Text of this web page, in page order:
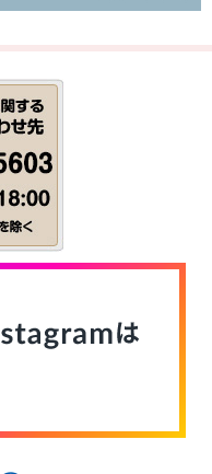
ください
売会【卒園記念】のお知
し日になります。
びくださいませ（送料自